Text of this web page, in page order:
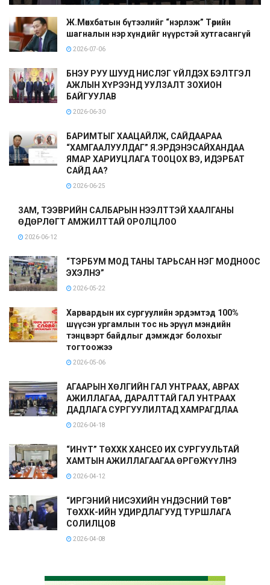
Ж.Мөнхбатын бүтээлийг “нэрлэж” Төрийн
шагналын нэр хүндийг нүүрстэй хутгасангүй
2026-07-06
БНЭУ РУУ ШУУД НИСЛЭГ ҮЙЛДЭХ БЭЛТГЭЛ
АЖЛЫН ХҮРЭЭНД УУЛЗАЛТ ЗОХИОН
БАЙГУУЛАВ
2026-06-30
БАРИМТЫГ ХААЦАЙЛЖ, САЙДААРАА
“ХАМГААЛУУЛДАГ” Я.ЭРДЭНЭСАЙХАНДАА
ЯМАР ХАРИУЦЛАГА ТООЦОХ ВЭ, ИДЭРБАТ
САЙД АА?
2026-06-25
ЗАМ, ТЭЭВРИЙН САЛБАРЫН НЭЭЛТТЭЙ ХААЛГАНЫ
ӨДӨРЛӨГТ АМЖИЛТТАЙ ОРОЛЦЛОО
2026-06-12
“ТЭРБУМ МОД ТАНЫ ТАРЬСАН НЭГ МОДНООС
ЭХЭЛНЭ”
2026-05-22
Харвардын их сургуулийн эрдэмтэд 100%
шүүсэн ургамлын тос нь эрүүл мэндийн
тэнцвэрт байдлыг дэмждэг болохыг
тогтоожээ
2026-05-06
АГААРЫН ХӨЛГИЙН ГАЛ УНТРААХ, АВРАХ
АЖИЛЛАГАА, ДАРАЛТТАЙ ГАЛ УНТРААХ
ДАДЛАГА СУРГУУЛИЛТАД ХАМРАГДЛАА
2026-04-18
“ИНҮТ” ТӨХХК ХАНСЕО ИХ СУРГУУЛЬТАЙ
ХАМТЫН АЖИЛЛАГААГАА ӨРГӨЖҮҮЛНЭ
2026-04-12
“ИРГЭНИЙ НИСЭХИЙН ҮНДЭСНИЙ ТӨВ”
ТӨХХК-ИЙН УДИРДЛАГУУД ТУРШЛАГА
СОЛИЛЦОВ
2026-04-08